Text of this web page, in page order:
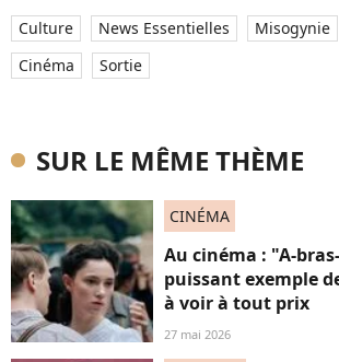
Culture News Essentielles Misogynie
Cinéma
Sortie
SUR LE MÊME THÈME
CINÉMA
Au cinéma : "A-
puissant exemple
à voir à tout prix
27 mai 2026